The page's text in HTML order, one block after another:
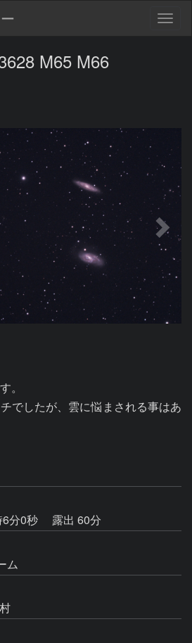
M65 M66
。
でしたが、雲に悩まされる事はあ
分0秒
露出 60分
ム